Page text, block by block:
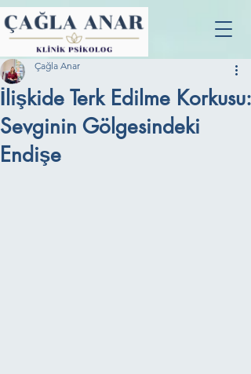
İlişkide Terk Edilme Korkusu:
Sevginin Gölgesindeki
Endişe
Çağla Anar